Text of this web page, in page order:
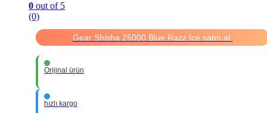
0 out of 5
(0)
Gear Shisha 25000 Blue Razz Ice satın al.
Orijinal ürün
hızlı kargo